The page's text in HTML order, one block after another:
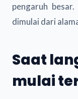
pengaruh
dimulai dari
Saat
mulai